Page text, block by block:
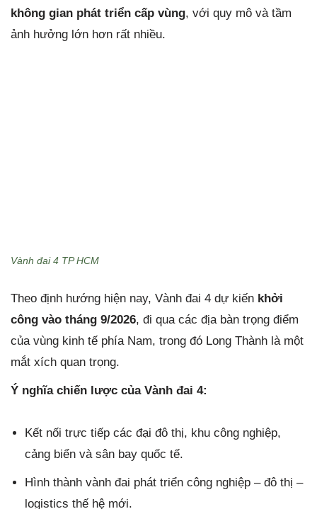
không gian phát triển cấp vùng, với quy mô và tầm
ảnh hưởng lớn hơn rất nhiều.
Vành đai 4 TP HCM
Theo định hướng hiện nay, Vành đai 4 dự kiến khởi
công vào tháng 9/2026, đi qua các địa bàn trọng điểm
của vùng kinh tế phía Nam, trong đó Long Thành là một
mắt xích quan trọng.
Ý nghĩa chiến lược của Vành đai 4:
Kết nối trực tiếp các đại đô thị, khu công nghiệp,
cảng biển và sân bay quốc tế.
Hình thành vành đai phát triển công nghiệp – đô thị –
logistics thế hệ mới.